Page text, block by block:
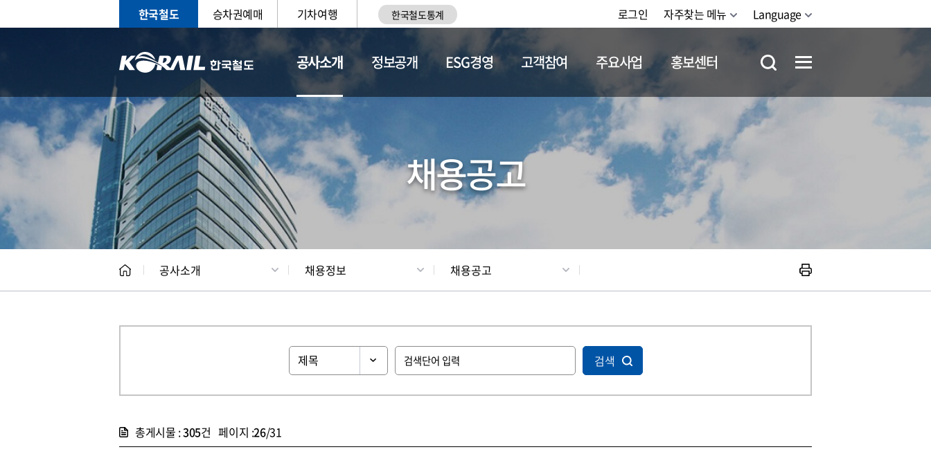
한국철도 승차권예매 기차여행 한국철도통계 로그인 자주찾는 메뉴 Language
공사소개
CEO 일반현황 채용정보
정보공개 ESG경영 고객참여 주요사업 홍보센터
채용공고
공사소개 채용정보 채용공고
검색
총게시물 :305건 페이지 :26/31